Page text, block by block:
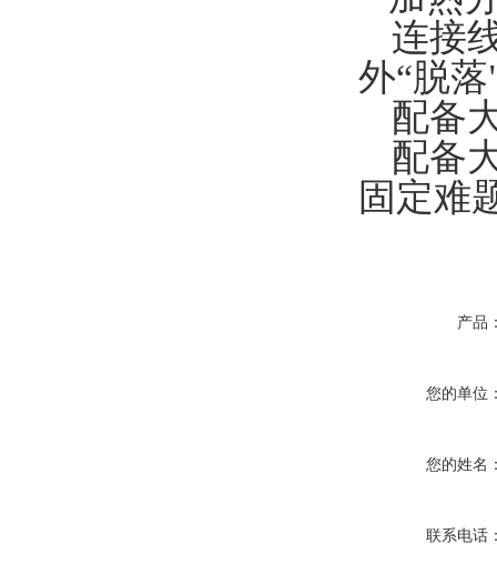
连接
外“脱
配备
配备
固定难
产品
您的单位
您的姓名
联系电话